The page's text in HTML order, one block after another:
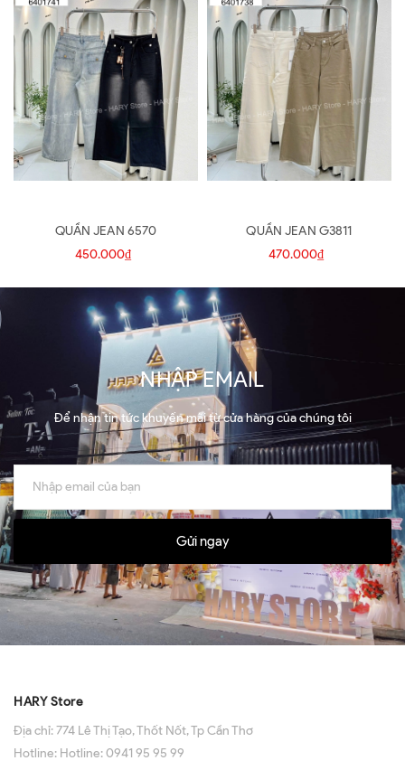
QUẦN JEAN 6570
450.000₫
QUẦN JEAN G3811
470.000₫
NHẬP EMAIL
Để nhận tin tức khuyến mãi từ cửa hàng của chúng tôi
Gửi ngay
HARY Store
Địa chỉ:774 Lê Thị Tạo, Thốt Nốt, Tp Cần Thơ
Hotline: Hotline: 0941 95 95 99